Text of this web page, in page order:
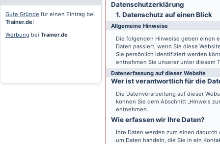
Gute Gründe für einen Eintrag bei
Trainer.de!
Werbung bei Trainer.de
Datenschutz­erklärung
1. Datenschutz auf einen Blick
Allgemeine Hinweise
Die folgenden Hinweise geben einen
Daten passiert, wenn Sie diese
Sie persönlich identifiziert werden
entnehmen Sie unserer unter diesem
Datenerfassung auf dieser Website
Wer ist verantwortlich für die
Die Datenverarbeitung auf dieser
können Sie dem Abschnitt „Hinweis
entnehmen.
Wie erfassen wir Ihre Daten?
Ihre Daten werden zum einen
um Daten handeln, die Sie in ein